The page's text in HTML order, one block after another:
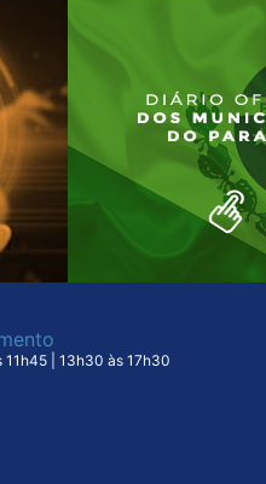
11h45 | 13h30 às 17h30